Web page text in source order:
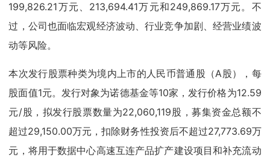
199,826.21万元、213,694.41万元和249,869.17万元。不
过，公司也面临宏观经济波动、行业竞争加剧、经营业绩波
动等风险。
本次发行股票种类为境内上市的人民币普通股（A股），每
股面值1元。发行对象为诺德基金等10家，发行价格为12.59
元/股，拟发行股票数量为22,060,119股，募集资金总额不
超过29,150.00万元，扣除财务性投资后不超过27,773.69万
元，将用于数据中心高速互连产品扩产建设项目和补充流动